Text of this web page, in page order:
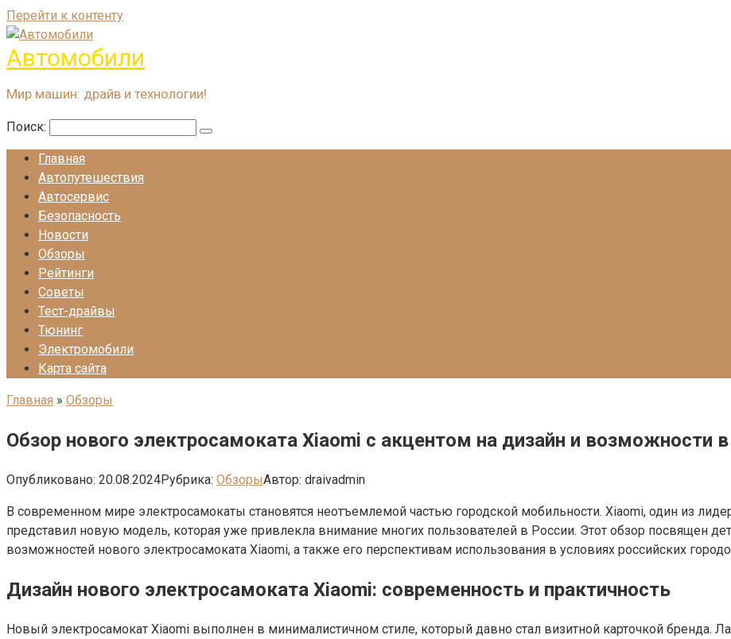
Перейти к контенту
Автомобили
Мир машин: драйв и технологии!
Поиск:
Главная
Автопутешествия
Автосервис
Безопасность
Новости
Обзоры
Рейтинги
Советы
Тест-драйвы
Тюнинг
Электромобили
Карта сайта
Главная » Обзоры
Обзор нового электросамоката Xiaomi с акцентом на дизайн и возможности
Опубликовано: 20.08.2024Рубрика: ОбзорыАвтор: draivadmin
В современном мире электросамокаты становятся неотъемлемой частью городской мобильности. Xiaomi, один из
представил новую модель, которая уже привлекла внимание многих пользователей в России. Этот обзор посвящен
возможностей нового электросамоката Xiaomi, а также его перспективам использования в условиях российских
Дизайн нового электросамоката Xiaomi: современность и практичность
Новый электросамокат Xiaomi выполнен в минималистичном стиле, который давно стал визитной карточкой бренда.